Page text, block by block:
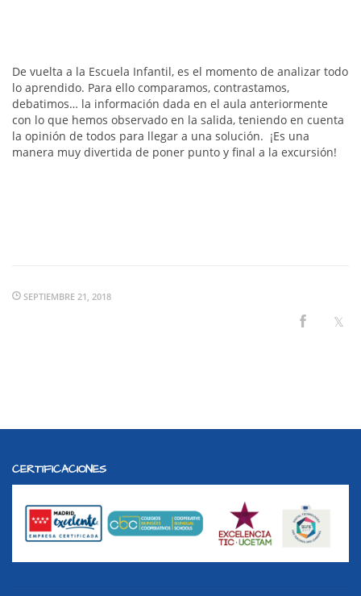
De vuelta a la Escuela Infantil, es el momento de analizar todo
lo aprendido. Para ello comparamos, contrastamos,
debatimos… la información dada en el aula anteriormente
con lo que hemos observado en la salida, teniendo en cuenta
la opinión de todos para llegar a una solución. ¡Es una
manera muy divertida de poner punto y final a la excursión!
SEPTIEMBRE 21, 2018
CERTIFICACIONES